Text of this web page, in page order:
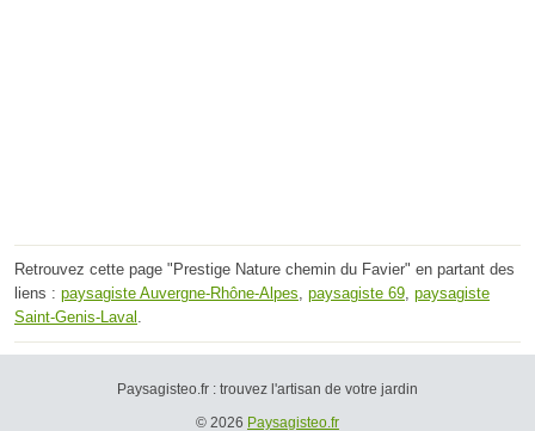
Retrouvez cette page "Prestige Nature chemin du Favier" en partant des
liens : paysagiste Auvergne-Rhône-Alpes, paysagiste 69, paysagiste
Saint-Genis-Laval .
Paysagisteo.fr : trouvez l'artisan de votre jardin
© 2026 Paysagisteo.fr